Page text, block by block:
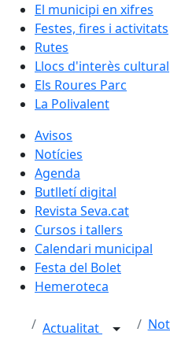
El municipi en xifres
Festes, fires i activitats
Rutes
Llocs d'interès cultural
Els Roures Parc
La Polivalent
Avisos
Notícies
Agenda
Butlletí digital
Revista Seva.cat
Cursos i tallers
Calendari municipal
Festa del Bolet
Hemeroteca
Actualitat